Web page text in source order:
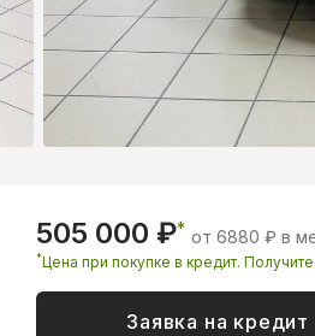
505 000 ₽* от 6880 ₽ в
*Цена при покупке в кредит.
Заявка на кредит